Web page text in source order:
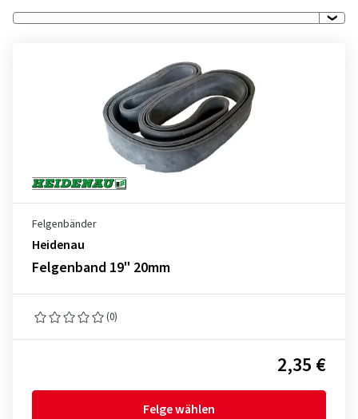
Felgenbänder
Heidenau
Felgenband 19" 20mm
(0)
2,35 €
Felge wählen